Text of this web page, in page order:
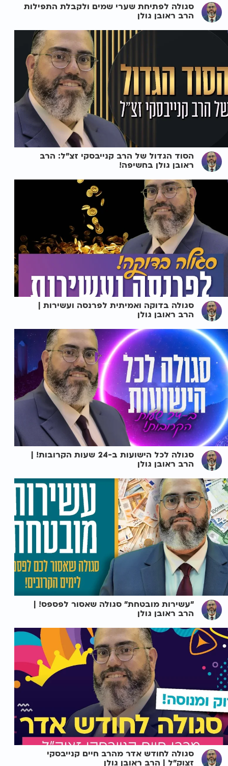
סגולה לפתיחת שערי שמים ולקבלת התפילות
הרב ראובן גולן
הסוד הגדול של הרב קנייבסקי זצ"ל: הרב
ראובן גולן בחשיפה!
סגולה בדוקה ואמיתית לפרנסה ועשירות |
הרב ראובן גולן
סגולה לכל הישועות ב-24 שעות הקרובות! |
הרב ראובן גולן
"עשירות מובטחת" סגולה שאסור לפספס! |
הרב ראובן גולן
סגולה לחודש אדר מהרב חיים קנייבסקי
זצוק"ל | הרב ראובן גולן